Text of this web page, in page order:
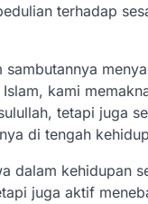
terhadap
kami
tetapi juga
di tengah
dalam kehidupan
juga aktif